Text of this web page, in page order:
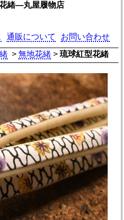
緒―丸屋履物店
通販について
お問い合わせ
>無地花緒 >琉球紅型花緒